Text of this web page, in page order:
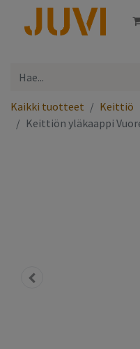
Kaikki tuotteet
Keittiö
Keittiön yläkaappi